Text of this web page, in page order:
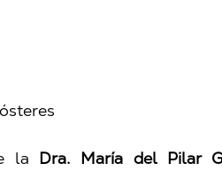
la Dra. María del Pilar